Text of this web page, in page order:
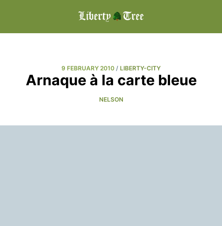
9 FEBRUARY 2010 / LIBERTY-CITY
Arnaque à la carte bleue
NELSON